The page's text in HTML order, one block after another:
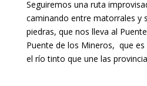
Seguiremos una ruta
caminando entre matorrales y
piedras, que nos lleva al
Puente de los Mineros, que
el río tinto que une las